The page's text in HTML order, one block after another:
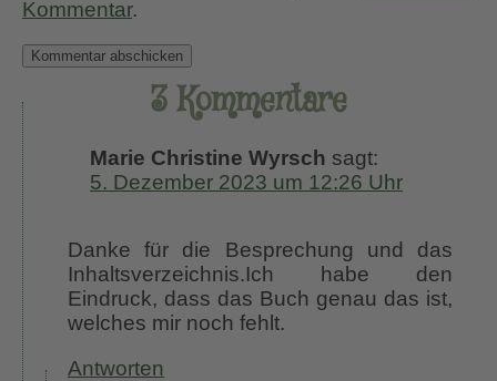
Kommentar.
3 Kommentare
Marie Christine Wyrsch sagt:
5. Dezember 2023 um 12:26 Uhr
Danke für die Besprechung und das
Inhaltsverzeichnis.Ich habe den
Eindruck, dass das Buch genau das ist,
welches mir noch fehlt.
Antworten